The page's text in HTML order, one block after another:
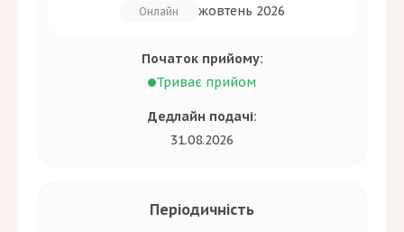
Онлайн жовтень 2026
Початок прийому:
Триває прийом
Дедлайн подачі:
31.08.2026
Періодичність